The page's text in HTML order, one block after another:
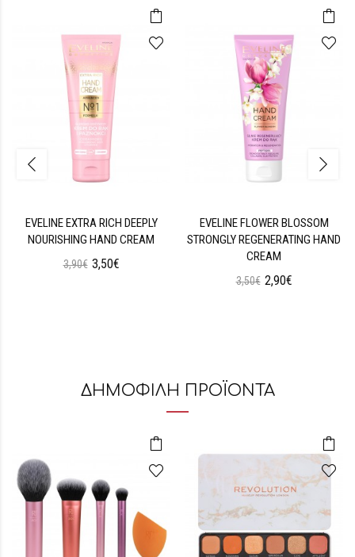
EVELINE EXTRA RICH DEEPLY
NOURISHING HAND CREAM
3,90€ 3,50€
EVELINE FLOWER BLOSSOM
STRONGLY REGENERATING HAND
CREAM
3,50€ 2,90€
ΔΗΜΟΦΙΛΗ ΠΡΟΪΟΝΤΑ